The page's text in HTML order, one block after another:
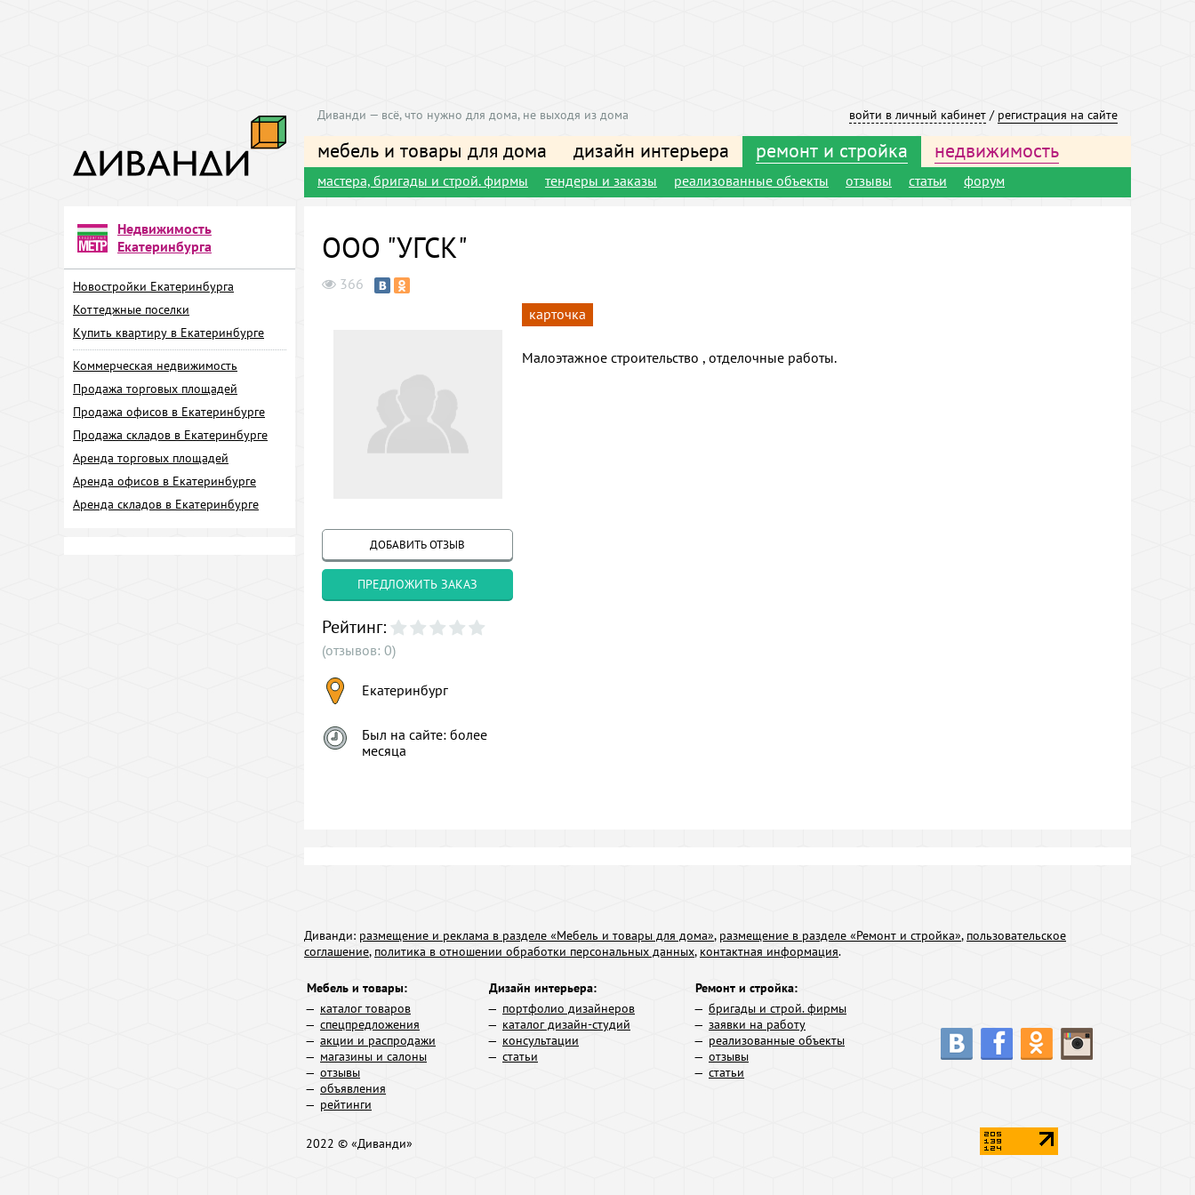
войти в личный кабинет / регистрация на сайте
Диванди — всё, что нужно для дома, не выходя из дома
мебель и товары для дома дизайн интерьера ремонт и стройка недвижимость
мастера, бригады и строй. фирмы тендеры и заказы реализованные объекты отзывы статьи форум
Недвижимость
Екатеринбурга
Новостройки Екатеринбурга
Коттеджные поселки
Купить квартиру в Екатеринбурге
Коммерческая недвижимость
Продажа торговых площадей
Продажа офисов в Екатеринбурге
Продажа складов в Екатеринбурге
Аренда торговых площадей
Аренда офисов в Екатеринбурге
Аренда складов в Екатеринбурге
ООО "УГСК"
366
ДОБАВИТЬ ОТЗЫВ
ПРЕДЛОЖИТЬ ЗАКАЗ
Рейтинг:
(отзывов: 0)
Екатеринбург
Был на сайте: более
месяца
карточка
Малоэтажное строительство , отделочные работы.
Диванди: размещение и реклама в разделе «Мебель и товары для дома», размещение в разделе «Ремонт и стройка», пользовательское
соглашение, политика в отношении обработки персональных данных, контактная информация.
Мебель и товары:
каталог товаров
спецпредложения
акции и распродажи
магазины и салоны
отзывы
объявления
рейтинги
Дизайн интерьера:
портфолио дизайнеров
каталог дизайн-студий
консультации
статьи
Ремонт и стройка:
бригады и строй. фирмы
заявки на работу
реализованные объекты
отзывы
статьи
2022 © «Диванди»